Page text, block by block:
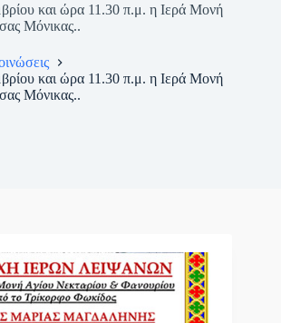
και ώρα 11.30 π.μ. η Ιερά Μονή
Μόνικας..
και ώρα 11.30 π.μ. η Ιερά Μονή
Μόνικας..